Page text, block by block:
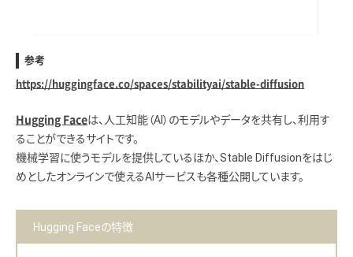
参考
https://huggingface.co/spaces/stabilityai/stable-diffusion
Hugging Faceは、人工知能（AI）のモデルやデータを共有し、利用す
ることができるサイトです。
機械学習に使うモデルを提供しているほか、Stable Diffusionをはじ
めとしたオンラインで使えるAIサービスも各種公開しています。
Hugging Faceの特徴